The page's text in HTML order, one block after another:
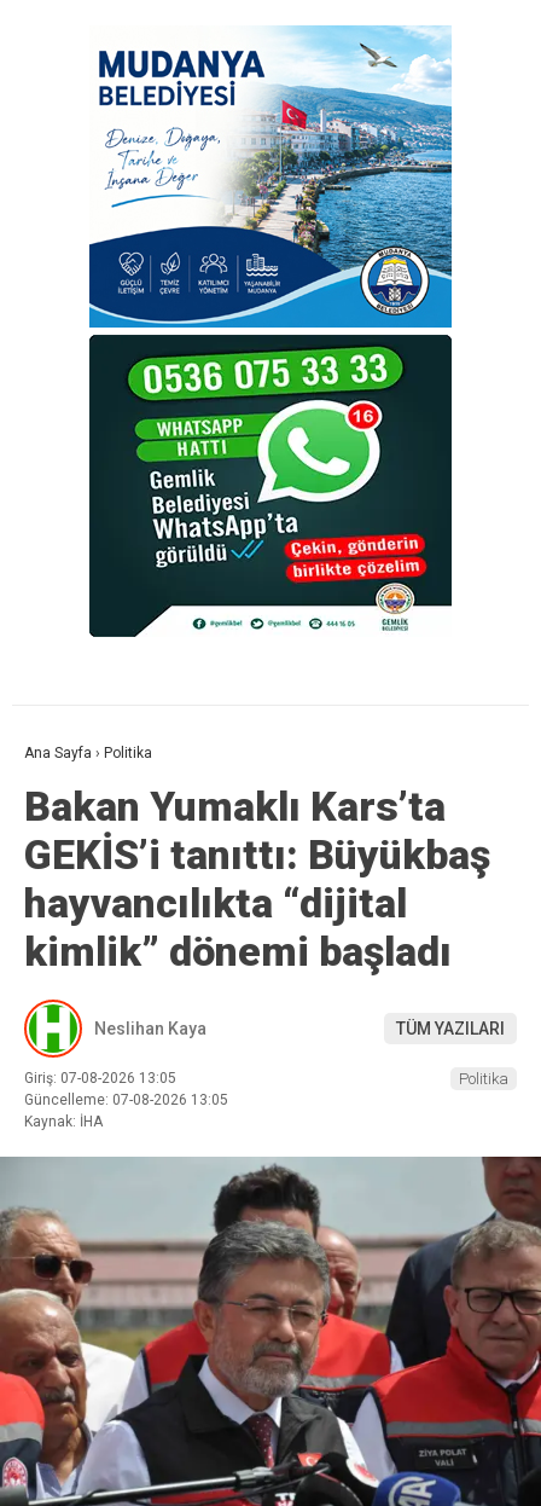
Ana Sayfa › Politika
Bakan Yumaklı Kars’ta
GEKİS’i tanıttı: Büyükbaş
hayvancılıkta “dijital
kimlik” dönemi başladı
Neslihan Kaya TÜM YAZILARI
Giriş: 07-08-2026 13:05
Güncelleme: 07-08-2026 13:05
Kaynak: İHA
Politika